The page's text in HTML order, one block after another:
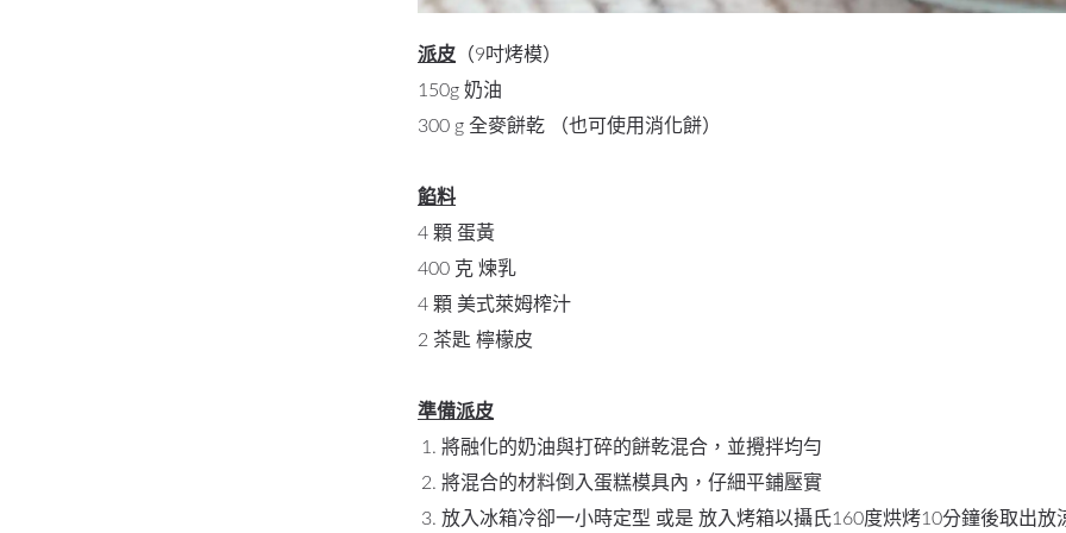
派皮 （9吋烤模）
150g 奶油
300 g 全麥餅乾 （也可使用消化餅）
餡料
4 顆 蛋黃
400 克 煉乳
4 顆 美式萊姆榨汁
2 茶匙 檸檬皮
準備派皮
將融化的奶油與打碎的餅乾混合，並攪拌均勻
將混合的材料倒入蛋糕模具內，仔細平鋪壓實
放入冰箱冷卻一小時定型 或是 放入烤箱以攝氏160度烘烤10分鐘後取出放